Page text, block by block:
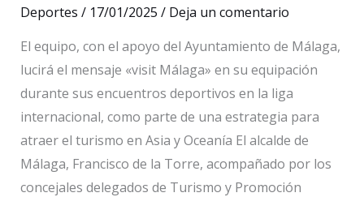
Deportes / 17/01/2025 / Deja un comentario
El equipo, con el apoyo del Ayuntamiento de Málaga,
lucirá el mensaje «visit Málaga» en su equipación
durante sus encuentros deportivos en la liga
internacional, como parte de una estrategia para
atraer el turismo en Asia y Oceanía El alcalde de
Málaga, Francisco de la Torre, acompañado por los
concejales delegados de Turismo y Promoción